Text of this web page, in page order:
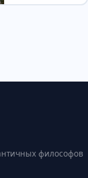
философов